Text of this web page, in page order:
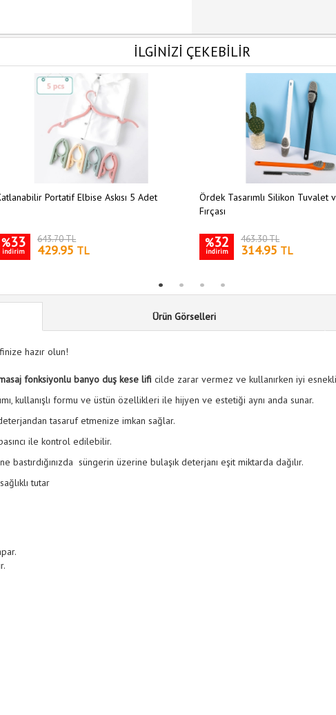
İLGİNİZİ ÇEKEBİLİR
Portatif Elbise Askısı 5 Adet
%33
indirim
643.70 TL
429.95 TL
Ördek Tasarımlı Silikon Tuvalet
Fırçası
%32
indirim
463.30 TL
314.95 TL
Ürün Görselleri
hazır olun!
fonksiyonlu banyo duş kese lifi cilde zarar vermez ve kullanırken iyi
kullanışlı formu ve üstün özellikleri ile hijyen ve estetiği aynı anda sunar.
tasaruf etmenize imkan sağlar.
ile kontrol edilebilir.
bastırdığınızda süngerin üzerine bulaşık deterjanı eşit miktarda dağılır.
tutar